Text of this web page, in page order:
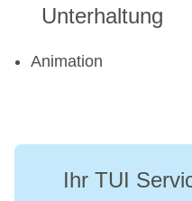
Unterhaltung
Animation
Ihr TUI